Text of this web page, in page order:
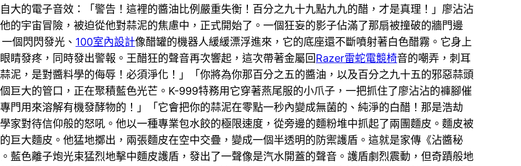
大的電子音效：「警告！這裡的醬油比例嚴重失衡！百分之九十九點九九的醋，才是真理！」廖沾沾
的宇宙冒險，被迫從他對蒜泥的焦慮中，正式開始了。一個狂妄的影子佔滿了那扇被撞破的牆門邊
個閃閃發光、 100室內設計像醋罐的機器人緩緩漂浮進來，它的底座還不斷噴射著白色醋霧。它身上
睛發疼，同時發出警報。王醋狂的聲音再次響起，這次帶著金屬回Razer雷蛇電競椅音的嘲弄，刺耳
泥，是對醬料學的侮辱！必須淨化！」「你將為你那百分之五的醬油，以及百分之九十五的邪惡蒜頭
巨大的管口，正在聚積藍色光芒。K-999特務用它穿著燕尾服的小爪子，一把抓住了廖沾沾的褲腳催
門用來溶解有機發酵物的！」「它會把你的蒜泥在零點一秒內變成無菌的、純淨的白醋！那是浩劫
家對待信仰般的怒吼。他以一種專業包水餃的極限速度，從旁邊的麵粉堆中抓起了兩團麵皮。麵皮被
巨大麵皮。他猛地擲出，兩張麵皮在空中交疊，變成一個半透明的防禦護盾。這就是家傳《沾醬秘
藍色離子炮光束猛烈地擊中麵皮護盾，發出了一聲像是汽水開蓋的聲音。護盾劇烈震動，但奇蹟般地